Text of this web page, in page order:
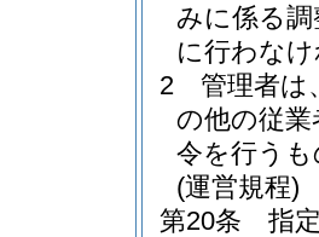
みに係る
に行わな
2
管理者は
の他の従
令を行う
(運営規程)
第20条
指